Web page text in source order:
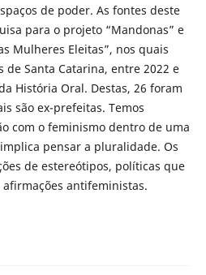
de poder. As fontes deste
para o projeto “Mandonas” e
Mulheres Eleitas”, nos quais
Santa Catarina, entre 2022 e
História Oral. Destas, 26 foram
são ex-prefeitas. Temos
com o feminismo dentro de uma
pensar a pluralidade. Os
de estereótipos, políticas que
antifeministas.